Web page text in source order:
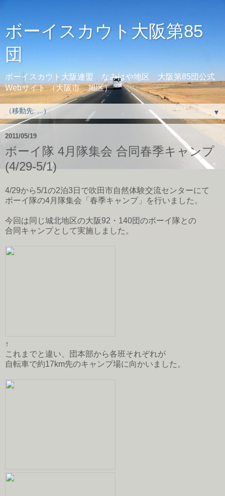
ボーイスカウト大阪第85
団
ボーイスカウト大阪連盟 なみはや地区 大阪第85団公式
Webサイト （大阪市 旭区）
▼
2011/05/19
ボーイ隊 4月隊集会 合同春季キャンプ
(4/29-5/1)
4/29から5/1の2泊3日で吹田市自然体験交流センターにて
ボーイ隊の4月隊集会「春季キャンプ」を行いました。
今回は同じ城北地区の大阪92・140団のボーイ隊との
合同キャンプとして実施しました。
↑
これまでと違い、団本部から各班それぞれが
自転車で約17km先のキャンプ場に向かいました。